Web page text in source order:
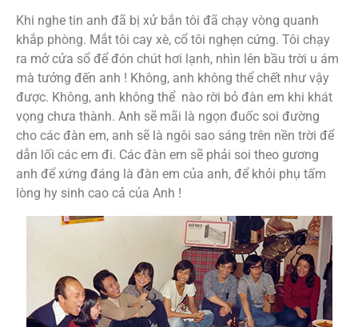
Khi nghe tin anh đã bị xử bắn tôi đã chạy vòng quanh
khắp phòng. Mắt tôi cay xè, cổ tôi nghẹn cứng. Tôi chạy
ra mở cửa sổ để đón chút hơi lạnh, nhìn lên bầu trời u ám
mà tưởng đến anh ! Không, anh không thể chết như vậy
được. Không, anh không thể nào rời bỏ đàn em khi khát
vọng chưa thành. Anh sẽ mãi là ngọn đuốc soi đường
cho các đàn em, anh sẽ là ngôi sao sáng trên nền trời để
dẫn lối các em đi. Các đàn em sẽ phải soi theo gương
anh để xứng đáng là đàn em của anh, để khỏi phụ tấm
lòng hy sinh cao cả của Anh !